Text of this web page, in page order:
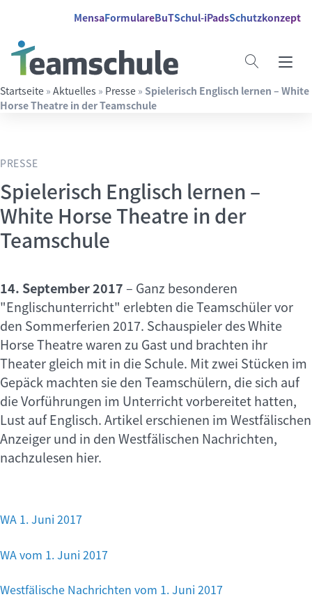
MensaFormulareBuTSchul-iPadsSchutzkonzept
Startseite » Aktuelles » Presse » Spielerisch Englisch lernen – White
Horse Theatre in der Teamschule
Spielerisch Englisch lernen –
White Horse Theatre in der
Teamschule
PRESSE
14. September 2017– Ganz besonderen
"Englischunterricht" erlebten die Teamschüler vor
den Sommerferien 2017. Schauspieler des White
Horse Theatre waren zu Gast und brachten ihr
Theater gleich mit in die Schule. Mit zwei Stücken im
Gepäck machten sie den Teamschülern, die sich auf
die Vorführungen im Unterricht vorbereitet hatten,
Lust auf Englisch. Artikel erschienen im Westfälischen
Anzeiger und in den Westfälischen Nachrichten,
nachzulesen hier.
WA 1. Juni 2017
WA vom 1. Juni 2017
Westfälische Nachrichten vom 1. Juni 2017